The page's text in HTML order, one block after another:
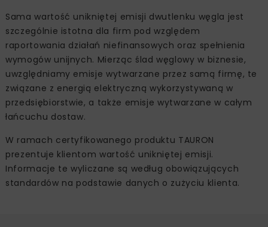
Sama wartość unikniętej emisji dwutlenku węgla jest
szczególnie istotna dla firm pod względem
raportowania działań niefinansowych oraz spełnienia
wymogów unijnych. Mierząc ślad węglowy w biznesie,
uwzględniamy emisje wytwarzane przez samą firmę, te
związane z energią elektryczną wykorzystywaną w
przedsiębiorstwie, a także emisje wytwarzane w całym
łańcuchu dostaw.
W ramach certyfikowanego produktu TAURON
prezentuje klientom wartość unikniętej emisji.
Informacje te wyliczane są według obowiązujących
standardów na podstawie danych o zużyciu klienta.